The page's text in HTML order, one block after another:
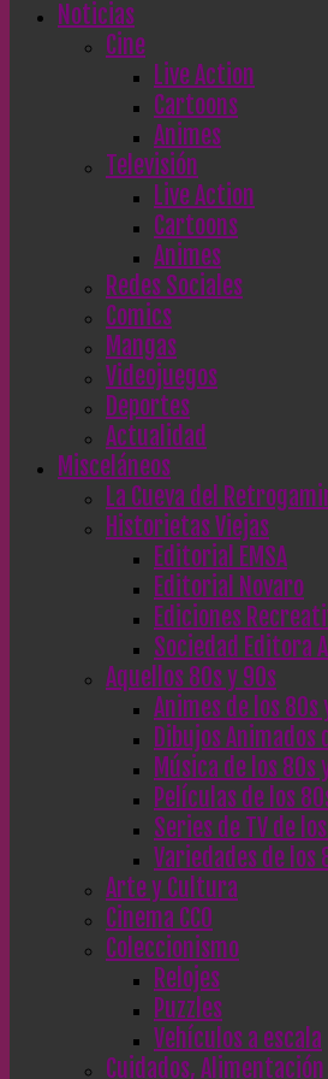
Noticias
Cine
Live Action
Cartoons
Animes
Televisión
Live Action
Cartoons
Animes
Redes Sociales
Comics
Mangas
Videojuegos
Deportes
Actualidad
Misceláneos
La Cueva del
Historietas Viejas
Editorial EMSA
Editorial Novaro
Ediciones
Sociedad Editora
Aquellos 80s y 90s
Animes de los 80s
Dibujos Animados
Música de los 80s
Películas de los
Series de TV de
Variedades de los
Arte y Cultura
Cinema CC0
Coleccionismo
Relojes
Puzzles
Vehículos a escala
Cuidados,